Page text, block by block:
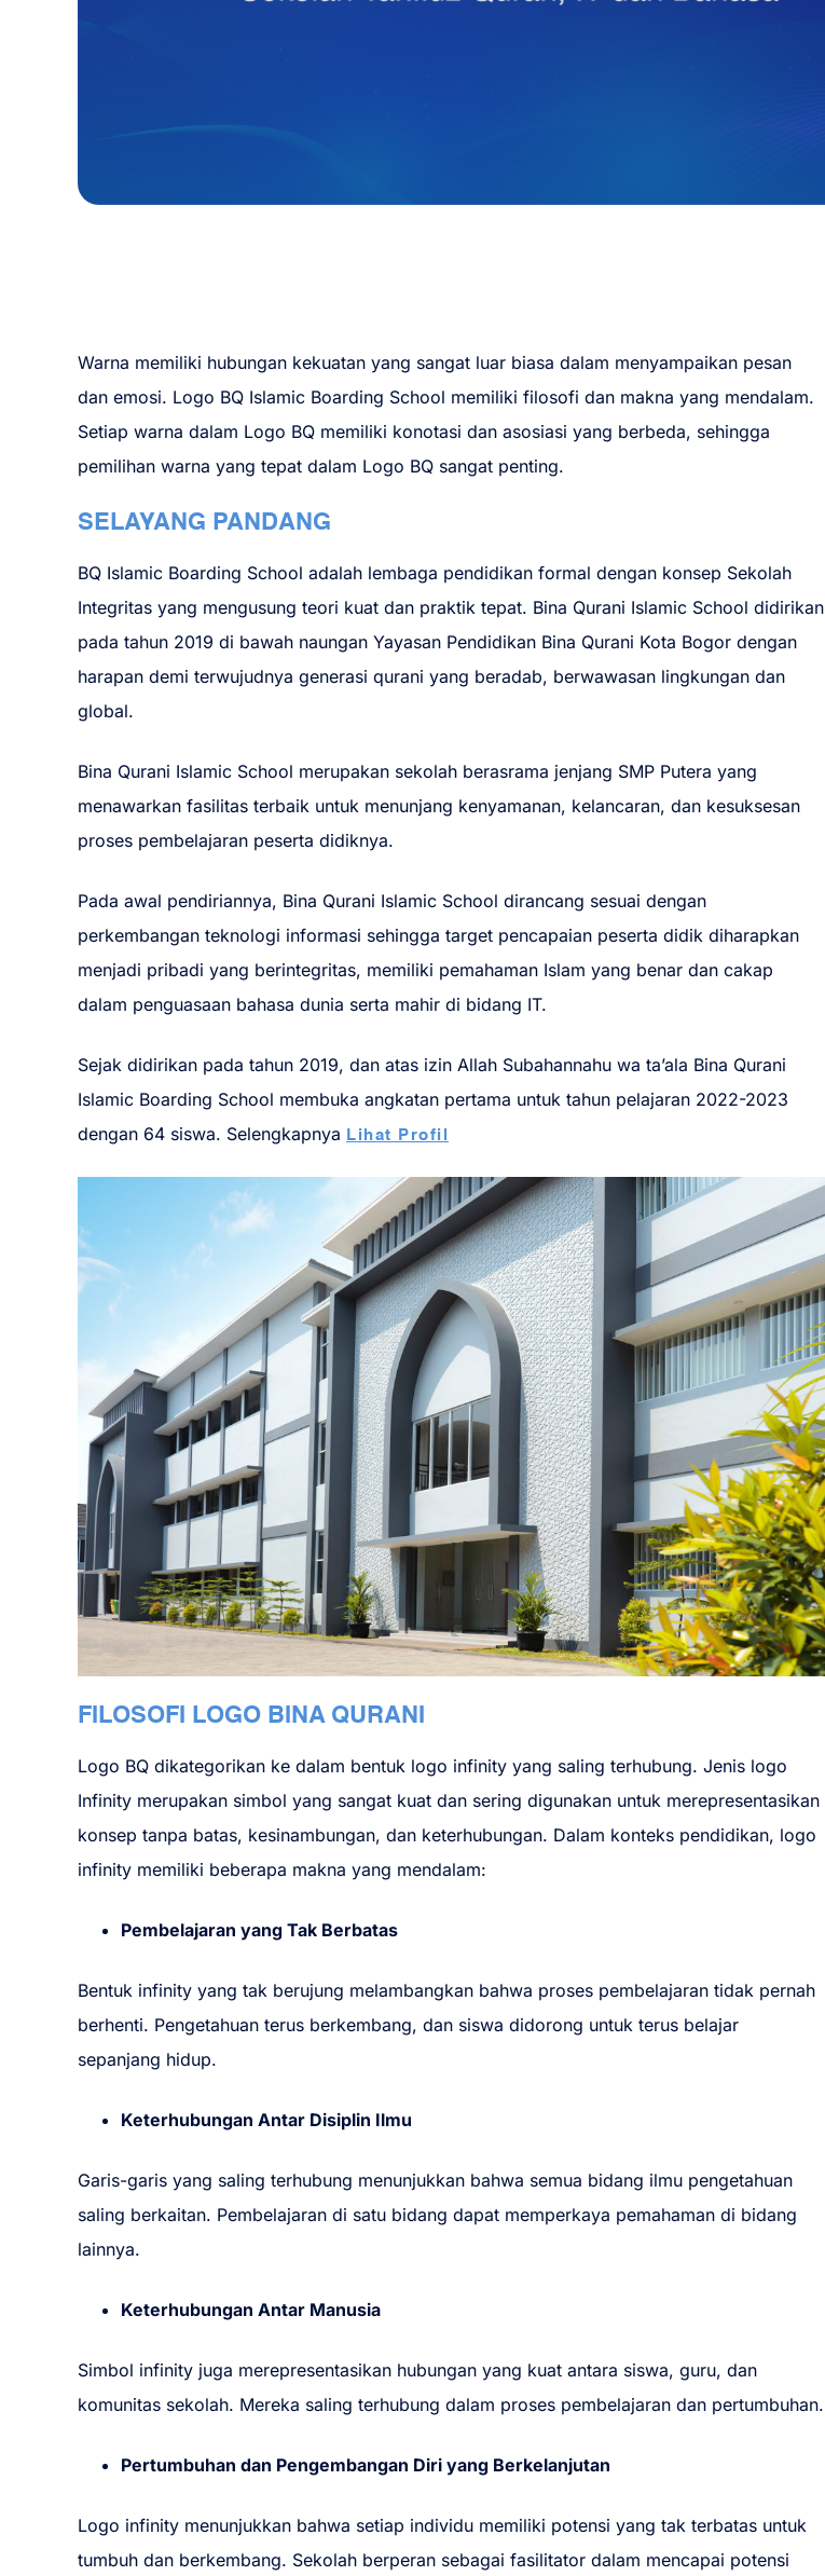
Warna memiliki hubungan kekuatan yang sangat luar biasa dalam menyampaikan pesan
dan emosi. Logo BQ Islamic Boarding School memiliki filosofi dan makna yang mendalam.
Setiap warna dalam Logo BQ memiliki konotasi dan asosiasi yang berbeda, sehingga
pemilihan warna yang tepat dalam Logo BQ sangat penting.
SELAYANG PANDANG
BQ Islamic Boarding School adalah lembaga pendidikan formal dengan konsep Sekolah
Integritas yang mengusung teori kuat dan praktik tepat. Bina Qurani Islamic School didirikan
pada tahun 2019 di bawah naungan Yayasan Pendidikan Bina Qurani Kota Bogor dengan
harapan demi terwujudnya generasi qurani yang beradab, berwawasan lingkungan dan
global.
Bina Qurani Islamic School merupakan sekolah berasrama jenjang SMP Putera yang
menawarkan fasilitas terbaik untuk menunjang kenyamanan, kelancaran, dan kesuksesan
proses pembelajaran peserta didiknya.
Pada awal pendiriannya, Bina Qurani Islamic School dirancang sesuai dengan
perkembangan teknologi informasi sehingga target pencapaian peserta didik diharapkan
menjadi pribadi yang berintegritas, memiliki pemahaman Islam yang benar dan cakap
dalam penguasaan bahasa dunia serta mahir di bidang IT.
Sejak didirikan pada tahun 2019, dan atas izin Allah Subahannahu wa ta’ala Bina Qurani
Islamic Boarding School membuka angkatan pertama untuk tahun pelajaran 2022-2023
dengan 64 siswa. Selengkapnya Lihat Profil
FILOSOFI LOGO BINA QURANI
Logo BQ dikategorikan ke dalam bentuk logo infinity yang saling terhubung. Jenis logo
Infinity merupakan simbol yang sangat kuat dan sering digunakan untuk merepresentasikan
konsep tanpa batas, kesinambungan, dan keterhubungan. Dalam konteks pendidikan, logo
infinity memiliki beberapa makna yang mendalam:
Pembelajaran yang Tak Berbatas
Bentuk infinity yang tak berujung melambangkan bahwa proses pembelajaran tidak pernah
berhenti. Pengetahuan terus berkembang, dan siswa didorong untuk terus belajar
sepanjang hidup.
Keterhubungan Antar Disiplin Ilmu
Garis-garis yang saling terhubung menunjukkan bahwa semua bidang ilmu pengetahuan
saling berkaitan. Pembelajaran di satu bidang dapat memperkaya pemahaman di bidang
lainnya.
Keterhubungan Antar Manusia
Simbol infinity juga merepresentasikan hubungan yang kuat antara siswa, guru, dan
komunitas sekolah. Mereka saling terhubung dalam proses pembelajaran dan pertumbuhan.
Pertumbuhan dan Pengembangan Diri yang Berkelanjutan
Logo infinity menunjukkan bahwa setiap individu memiliki potensi yang tak terbatas untuk
tumbuh dan berkembang. Sekolah berperan sebagai fasilitator dalam mencapai potensi